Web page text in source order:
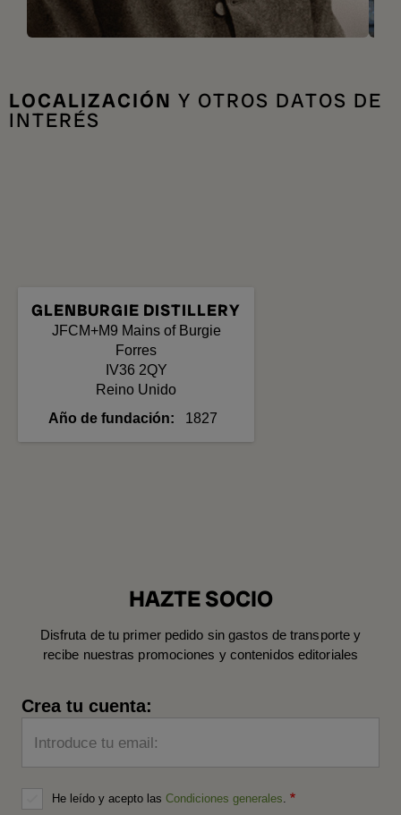
LOCALIZACIÓN Y OTROS DATOS DE
INTERÉS
GLENBURGIE DISTILLERY
JFCM+M9 Mains of Burgie
Forres
IV36 2QY
Reino Unido
Año de fundación
1827
HAZTE SOCIO
Disfruta de tu primer pedido sin gastos de transporte y
recibe nuestras promociones y contenidos editoriales
Crea tu cuenta:
Introduce tu email:
He leído y acepto las Condiciones generales.